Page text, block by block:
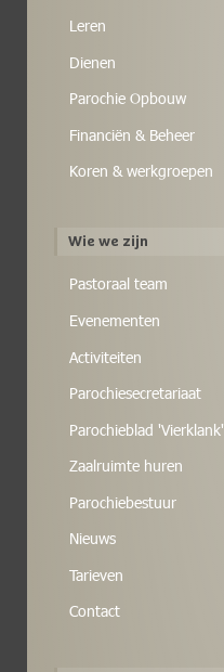
Leren
Dienen
Parochie Opbouw
Financiën & Beheer
Koren & werkgroepen
Wie we zijn
Pastoraal team
Evenementen
Activiteiten
Parochiesecretariaat
Parochieblad 'Vierklank'
Zaalruimte huren
Parochiebestuur
Nieuws
Tarieven
Contact